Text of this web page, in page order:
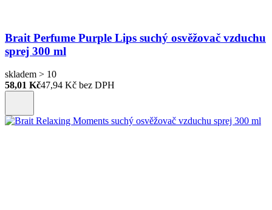
Brait Perfume Purple Lips suchý osvěžovač vzduchu
sprej 300 ml
skladem > 10
58,01 Kč47,94 Kč bez DPH